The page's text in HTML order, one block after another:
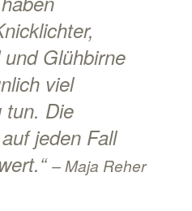
Glühbirne
viel
tun. Die
jeden Fall
– Maja Reher